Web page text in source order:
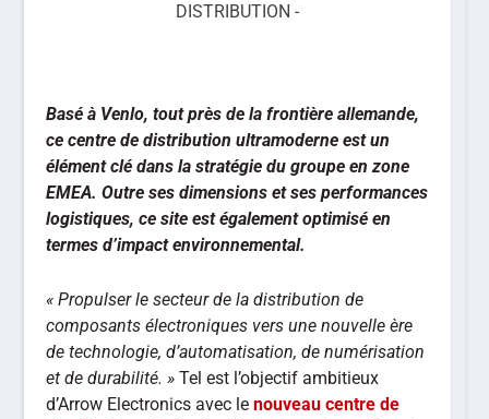
DISTRIBUTION -
Basé à Venlo, tout près de la frontière allemande,
ce centre de distribution ultramoderne est un
élément clé dans la stratégie du groupe en zone
EMEA. Outre ses dimensions et ses performances
logistiques, ce site est également optimisé en
termes d’impact environnemental.
« Propulser le secteur de la distribution de
composants électroniques vers une nouvelle ère
de technologie, d’automatisation, de numérisation
et de durabilité. » Tel est l’objectif ambitieux
d’Arrow Electronics avec le nouveau centre de